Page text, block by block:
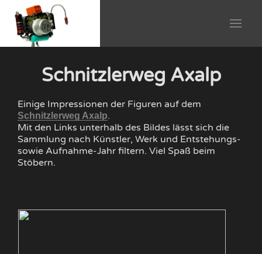
Schnitzlerweg Axalp
Einige Impressionen der Figuren auf dem
Schnitzlerweg Axalp.
Mit den Links unterhalb des Bildes lässt sich die
Sammlung nach Künstler, Werk und Entstehungs-
sowie Aufnahme-Jahr filtern. Viel Spaß beim
Stöbern.